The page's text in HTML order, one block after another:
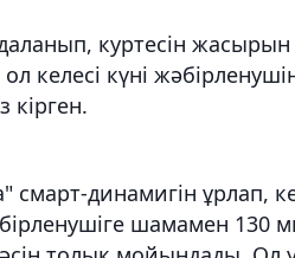
куртесін жасырын
келесі күні
кірген.
смарт-динамигін ұрлап,
шамамен 130